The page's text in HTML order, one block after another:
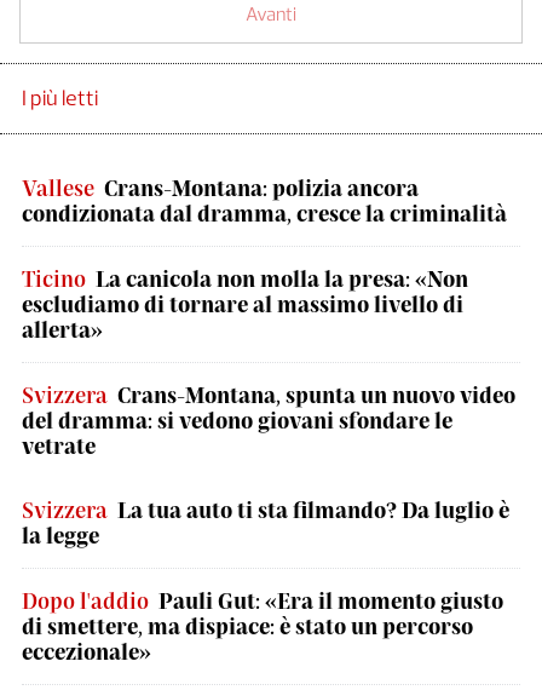
Avanti
I più letti
Vallese Crans-Montana: polizia ancora
condizionata dal dramma, cresce la criminalità
Ticino La canicola non molla la presa: «Non
escludiamo di tornare al massimo livello di
allerta»
Svizzera Crans-Montana, spunta un nuovo video
del dramma: si vedono giovani sfondare le
vetrate
Svizzera La tua auto ti sta filmando? Da luglio è
la legge
Dopo l'addio Pauli Gut: «Era il momento giusto
di smettere, ma dispiace: è stato un percorso
eccezionale»